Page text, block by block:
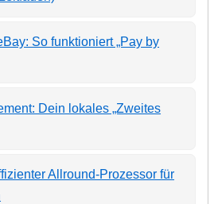
So funktioniert „Pay by
Dein lokales „Zweites
Allround-Prozessor für